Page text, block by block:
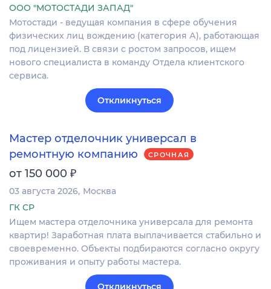
ООО "МОТОСТАДИ ЗАПАД"
Мотостади - ведущая компания в сфере обучения
физических лиц вождению (категория А), работающая
под лицензией. В связи с ростом запросов, ищем
нового специалиста в команду Отдела клиентского
сервиса.
Откликнуться
Мастер отделочник универсал в
ремонтную компанию
СРОЧНАЯ
от 150 000 ₽
03 августа 2026 Москва
ГК СР
Ищем мастера отделочника универсала для ремонта
квартир! Заработная плата выплачивается стабильно и
своевременно. Объекты подбираются согласно округу
проживания и опыту работы мастера.
Откликнуться